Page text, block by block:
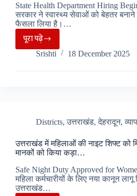
का
पंजीकरण
निरस्त
State Health Department Hiring
सरकार ने स्वास्थ्य सेवाओं को बेहतर बनाने
फैसला लिया है।…
पूरा पढ़ेस्वास्थ्य
विभाग
में
900
पर
प्रक्रिया
शुरू…
Srishti 18 December 2025
Districts,उत्तराखंड,देहरादून,
उत्तराखंड में महिलाओं की नाइट शिफ्ट को
मानकों को किया कड़ा…
Safe Night Duty Approved for
महिला कर्मचारीयों के लिए नया कानून लागू
उत्तराखंड…